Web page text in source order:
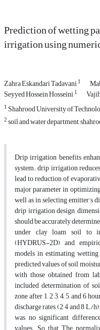
Prediction of wetting
irrigation using
Zahra Eskandari Tadavani1
Seyyed Hossein Hosseini1
1 Shahrood University of
2soil and water department,
Drip irrigation benefits
system. drip irrigation
lead to reduction of
major parameter in
well as in selecting emitter’s
drip irrigation design,
should be accurately
under clay loam soil to
(HYDRUS-2D) and
models in estimating
predicted values of soil
with those obtained from
included determination of
zone after 1, 2, 3, 4, 5, and 6
discharge rates (2, 4 and 8 L/
was no significant